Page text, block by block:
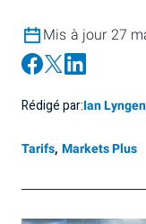
Mis à jour 27
Rédigé par:Ian
Tarifs, Markets Plus